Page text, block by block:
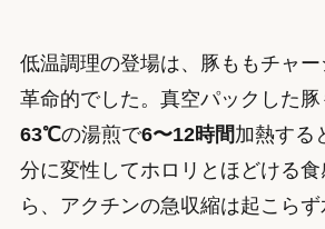
低温調理の登場は、豚ももチャ
革命的でした。真空パックした豚
63℃の湯煎で6〜12時間加熱する
分に変性してホロリとほどける
ら、アクチンの急収縮は起こら